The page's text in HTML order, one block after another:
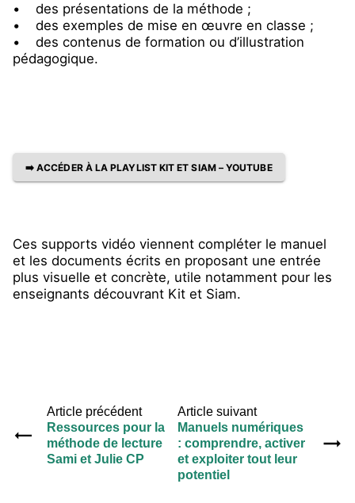
• des présentations de la méthode ;
• des exemples de mise en œuvre en classe ;
• des contenus de formation ou d’illustration
pédagogique.
➡️ ACCÉDER À LA PLAYLIST KIT ET SIAM – YOUTUBE
Ces supports vidéo viennent compléter le manuel
et les documents écrits en proposant une entrée
plus visuelle et concrète, utile notamment pour les
enseignants découvrant Kit et Siam.
Article précédent
Ressources pour la
méthode de lecture
Sami et Julie CP
Article suivant
Manuels numériques
: comprendre, activer
et exploiter tout leur
potentiel